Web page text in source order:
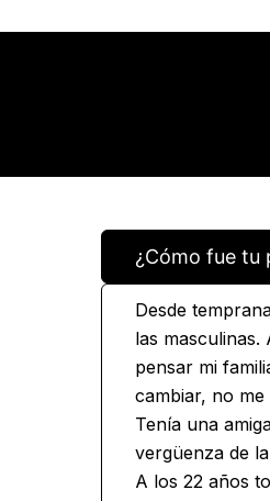
¿Cómo fue tu
Desde
las
pensar mi
cambiar, no me
Tenía una
vergüenza de
A los 22 años